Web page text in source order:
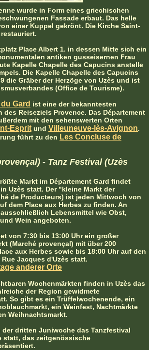
wurde in Form eines griechischen
Fassade erbaut. Das helle
einer Kuppel gekrönt. Die Kirche Saint-
Place Albert 1. in dessen Mitte sich ein
antiken gusseisernen Frau
Kapelle Chapelle des Capucins anstelle
Die Kapelle Chapelle des Capucins
die Gräber der Herzöge von Uzès und ist
(Office de Tourisme).
Gard ist eine der bekanntesten
des Reiseziels Provence. Das Département
mit den sehenswerten Orten
Esprit und Villeuneuve-lès-Avignon.
führt zu den Les Concluse de
- Tanz Festival (Uzès
Markt im Département Gard findet
Uzès statt. Der "kleine Markt der
de Producteurs) ist jeden Mittwoch von
dem Place aux Herbes zu finden. An
Lebensmittel wie Obst,
Wein angeboten.
von 7:30 bis 13:00 Uhr ein großer
(Marché provençal) mit über 200
aux Herbes sowie bis 18:00 Uhr auf den
Jacques d'Uzès statt.
anderer Orte
Wochenmärkten finden in Uzès das
der Region gewidmete
So gibt es ein Trüffelwochenende, ein
ein Weinfest, Nachtmärkte
Weihnachtsmarkt.
dritten Juniwoche das Tanzfestival
statt, das zeitgenössische